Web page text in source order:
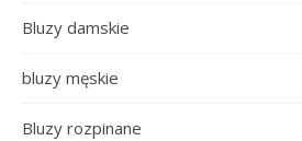
Bluzy damskie
bluzy męskie
Bluzy rozpinane